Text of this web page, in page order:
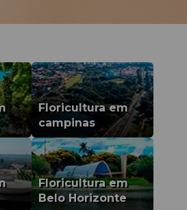
Floricultura em
campinas
Floricultura em
Belo Horizonte